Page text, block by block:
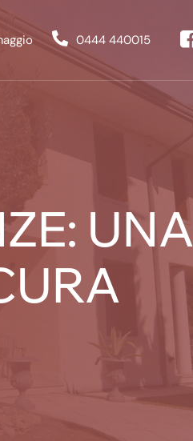
0444 440015
UNA